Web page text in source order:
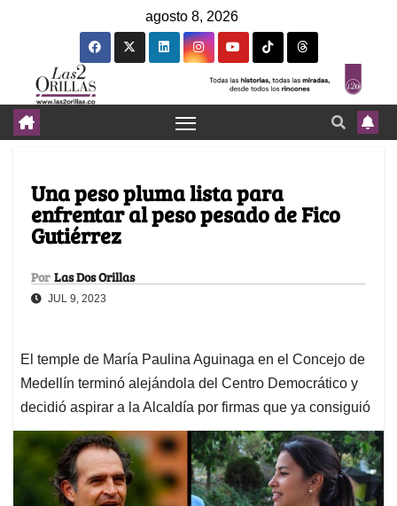
agosto 8, 2026
Una peso pluma lista para
enfrentar al peso pesado de Fico
Gutiérrez
Por Las Dos Orillas
JUL 9, 2023
El temple de María Paulina Aguinaga en el Concejo de
Medellín terminó alejándola del Centro Democrático y
decidió aspirar a la Alcaldía por firmas que ya consiguió